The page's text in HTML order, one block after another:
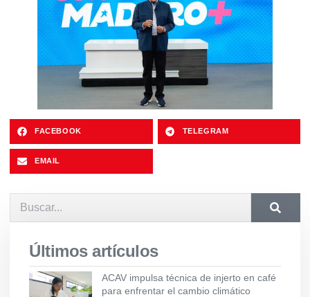
FACEBOOK TELEGRAM
EMAIL
Últimos artículos
ACAV impulsa técnica de injerto en café
para enfrentar el cambio climático